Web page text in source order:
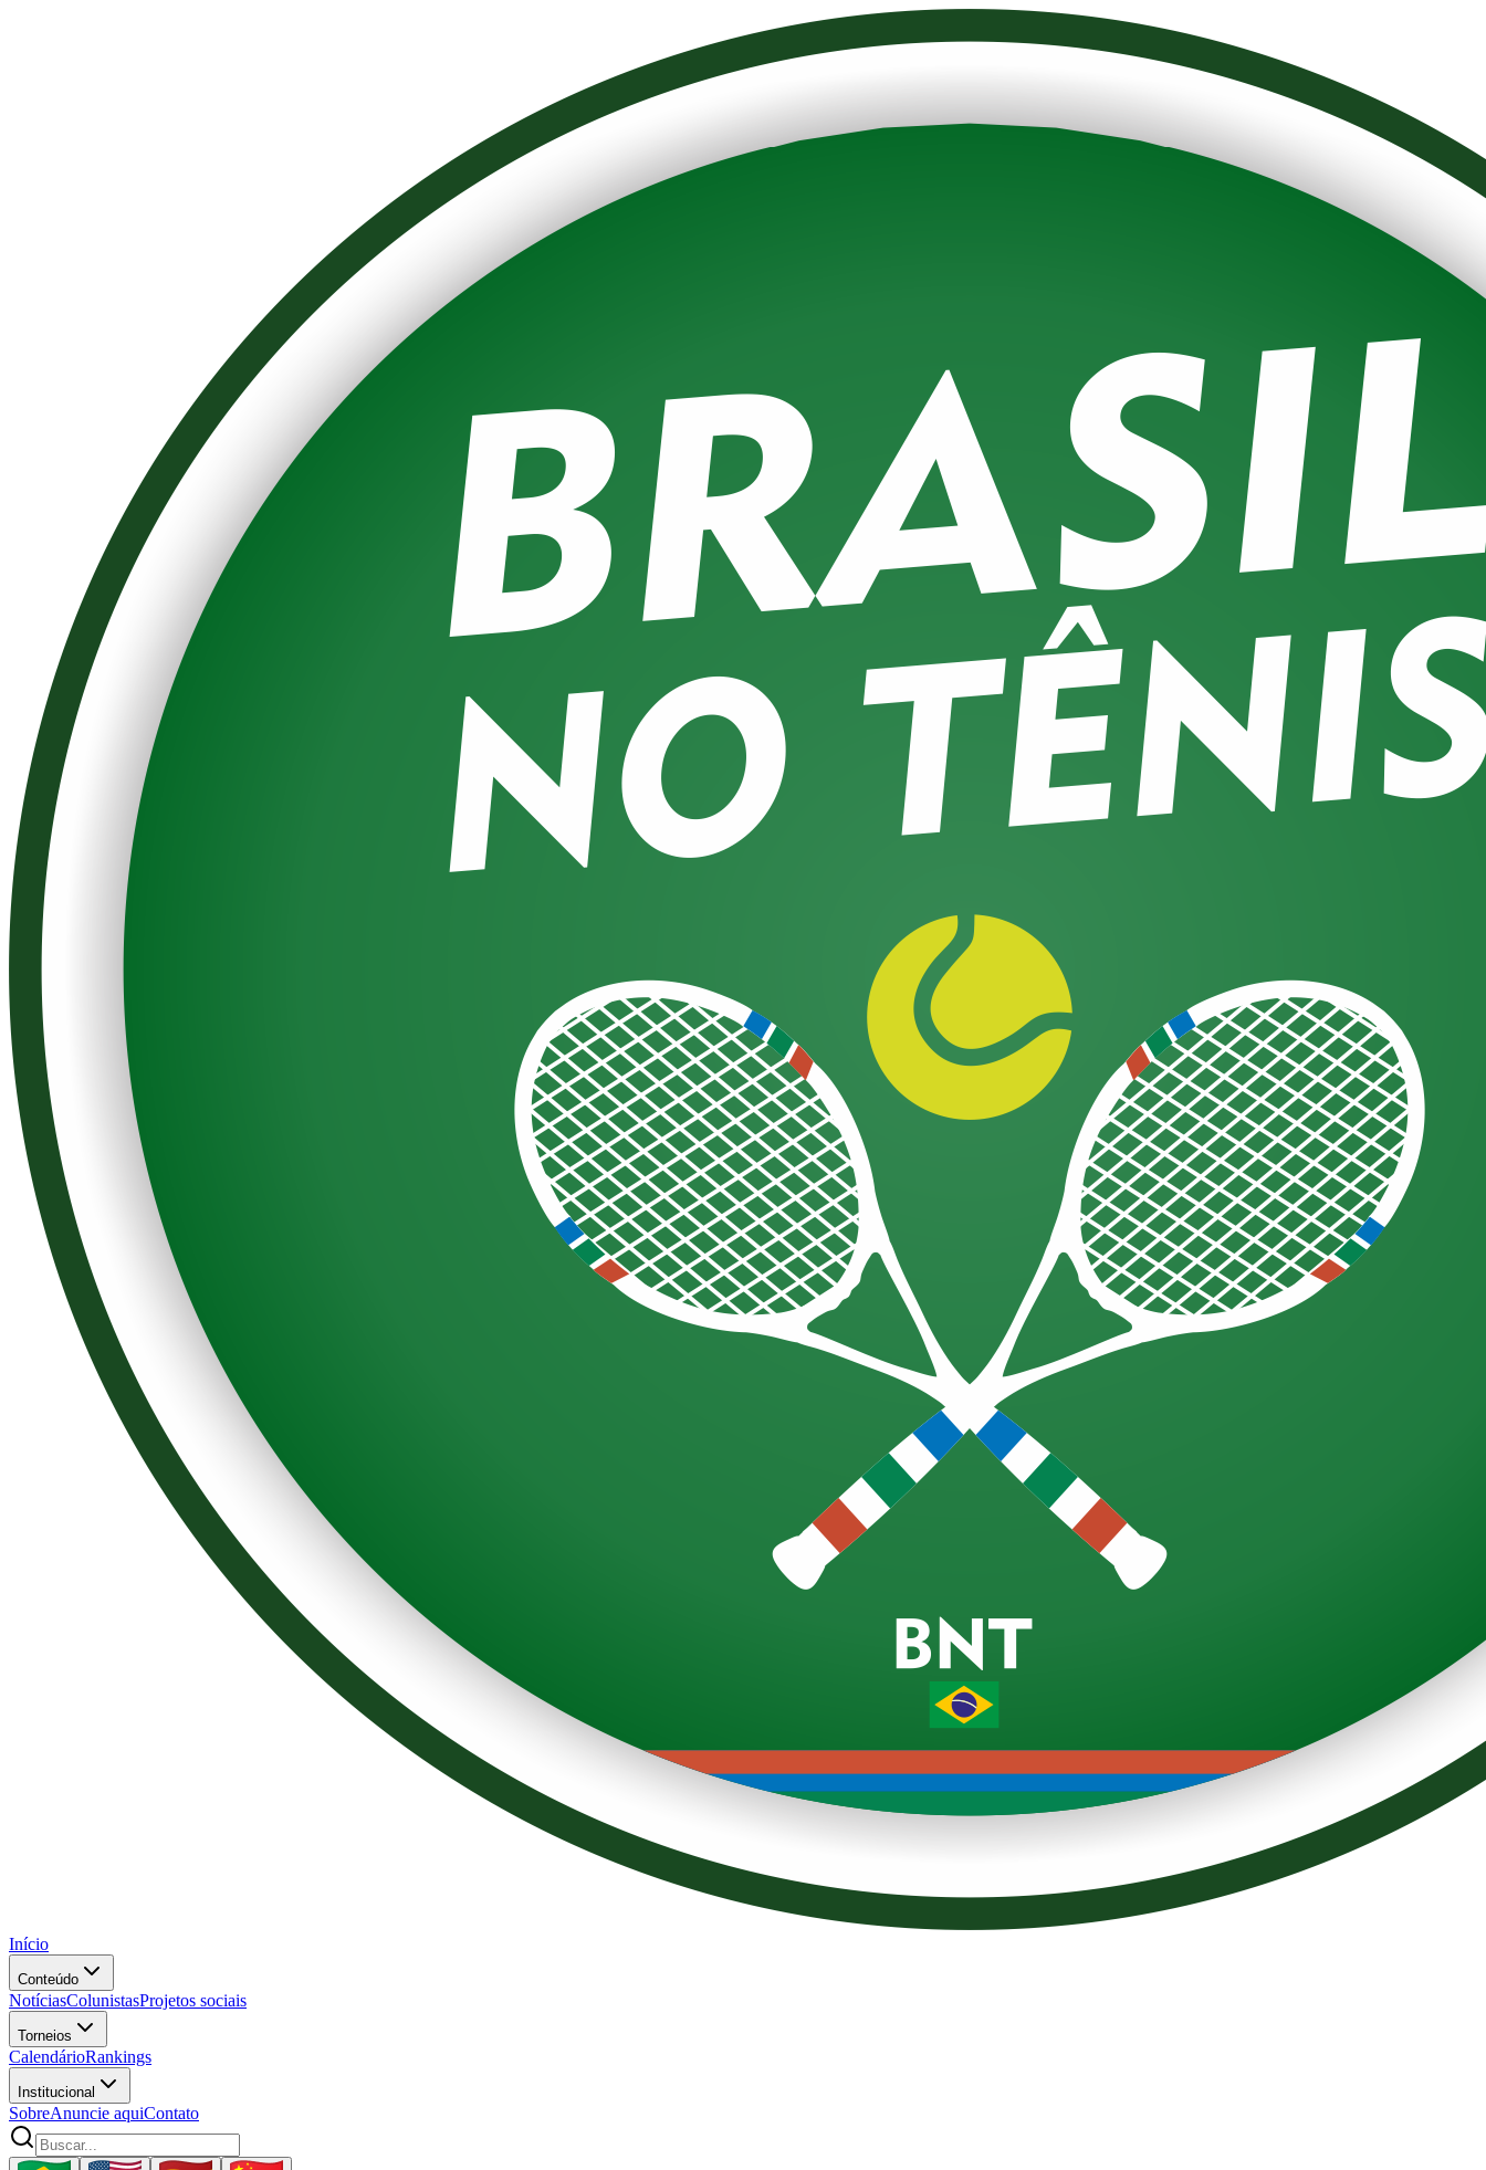
Início
Conteúdo
NotíciasColunistasProjetos sociais
Torneios
CalendárioRankings
Institucional
SobreAnuncie aquiContato